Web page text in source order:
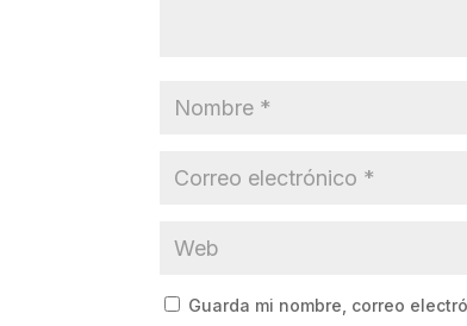
Guarda mi nombre, correo